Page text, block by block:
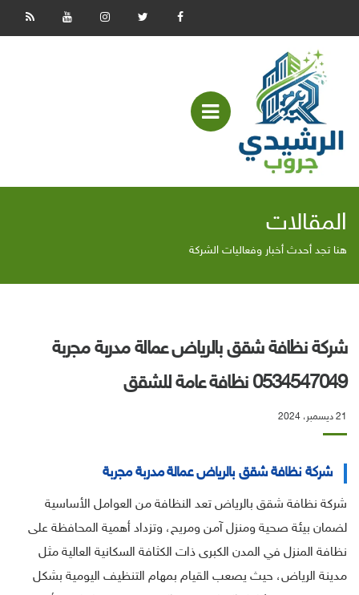
عرض
المقالات
هنا تجد أحدث أخبار وفعاليات الشركة
شركة نظافة شقق بالرياض عمالة مدربة مجربة
0534547049 نظافة عامة للشقق
21 ديسمبر، 2024
شركة نظافة شقق بالرياض عمالة مدربة مجربة
شركة نظافة شقق بالرياض تعد النظافة من العوامل الأساسية
لضمان بيئة صحية ومنزل آمن ومريح، وتزداد أهمية المحافظة على
نظافة المنزل في المدن الكبرى ذات الكثافة السكانية العالية مثل
مدينة الرياض، حيث يصعب القيام بمهام التنظيف اليومية بشكل